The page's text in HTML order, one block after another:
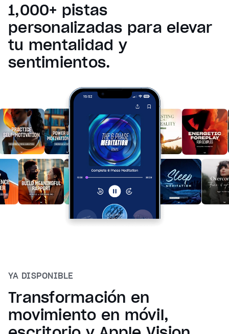
1,000+ pistas
personalizadas para elevar
tu mentalidad y
sentimientos.
YA DISPONIBLE
Transformación en
movimiento en móvil,